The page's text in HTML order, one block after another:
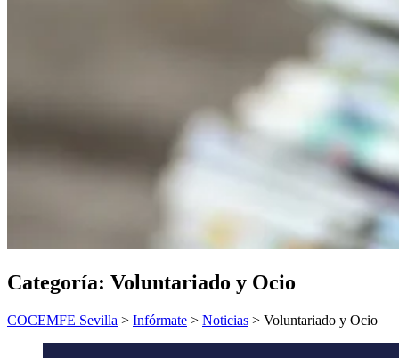
Categoría: Voluntariado y Ocio
COCEMFE Sevilla > Infórmate > Noticias > Voluntariado y Ocio